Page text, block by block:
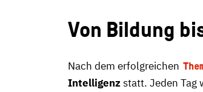
Von Bildung
Nach dem erfolgreichen
Intelligenzstatt. Jeden Tag